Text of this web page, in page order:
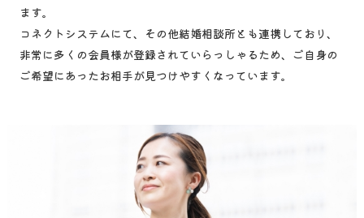
ます。
​​​​​​​コネクトシステムにて、その他結婚相談所とも連携しており、
非常に多くの会員様が登録されていらっしゃるため、ご自身の
ご希望にあったお相手が見つけやすくなっています。